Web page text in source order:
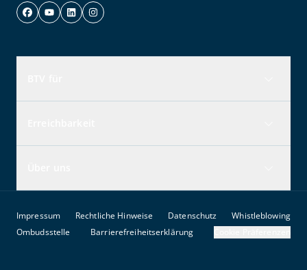
Impressum Rechtliche Hinweise Datenschutz
Whistleblowing
Ombudsstelle
Barrierefreiheitserklärung